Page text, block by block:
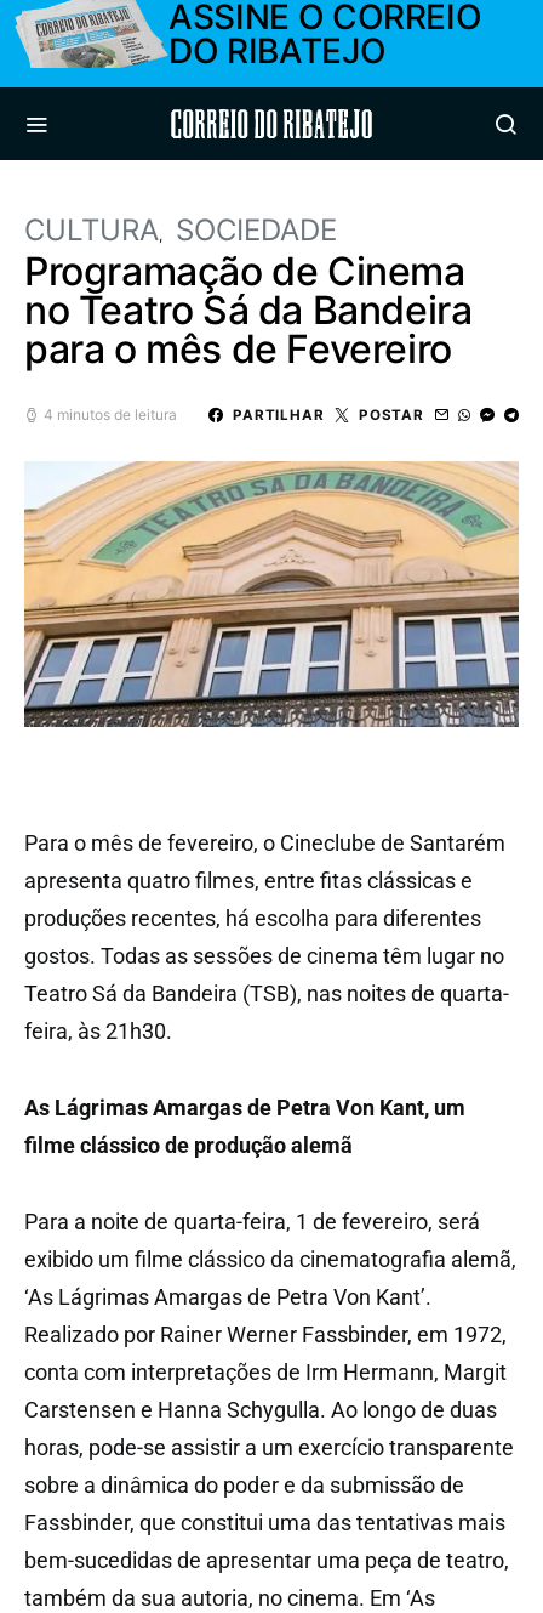
ASSINE O CORREIO
DO RIBATEJO
Correio do Ribatejo
CULTURA SOCIEDADE
Programação de Cinema
no Teatro Sá da Bandeira
para o mês de Fevereiro
4 minutos de leitura PARTILHAR POSTAR
Para o mês de fevereiro, o Cineclube de Santarém
apresenta quatro filmes, entre fitas clássicas e
produções recentes, há escolha para diferentes
gostos. Todas as sessões de cinema têm lugar no
Teatro Sá da Bandeira (TSB), nas noites de quarta-
feira, às 21h30.
As Lágrimas Amargas de Petra Von Kant, um
filme clássico de produção alemã
Para a noite de quarta-feira, 1 de fevereiro, será
exibido um filme clássico da cinematografia alemã,
‘As Lágrimas Amargas de Petra Von Kant’.
Realizado por Rainer Werner Fassbinder, em 1972,
conta com interpretações de Irm Hermann, Margit
Carstensen e Hanna Schygulla. Ao longo de duas
horas, pode-se assistir a um exercício transparente
sobre a dinâmica do poder e da submissão de
Fassbinder, que constitui uma das tentativas mais
bem-sucedidas de apresentar uma peça de teatro,
também da sua autoria, no cinema. Em ‘As